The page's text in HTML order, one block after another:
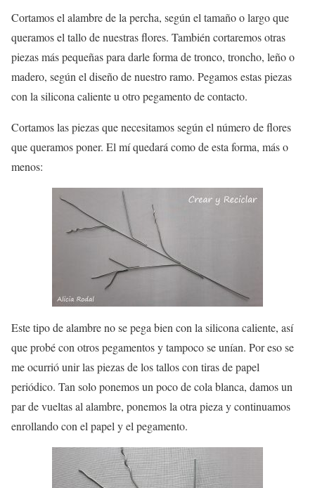
Cortamos el alambre de la percha, según el tamaño o largo que
queramos el tallo de nuestras flores. También cortaremos otras
piezas más pequeñas para darle forma de tronco, troncho, leño o
madero, según el diseño de nuestro ramo. Pegamos estas piezas
con la silicona caliente u otro pegamento de contacto.
Cortamos las piezas que necesitamos según el número de flores
que queramos poner. El mí quedará como de esta forma, más o
menos:
Este tipo de alambre no se pega bien con la silicona caliente, así
que probé con otros pegamentos y tampoco se unían. Por eso se
me ocurrió unir las piezas de los tallos con tiras de papel
periódico. Tan solo ponemos un poco de cola blanca, damos un
par de vueltas al alambre, ponemos la otra pieza y continuamos
enrollando con el papel y el pegamento.